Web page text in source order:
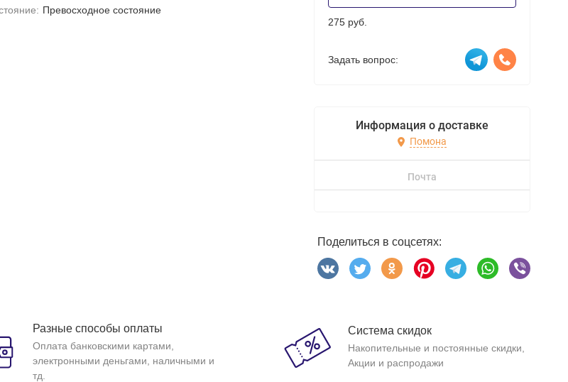
Превосходное состояние
275 руб.
Задать вопрос:
Информация о доставке
Помона
Почта
Поделиться в соцсетях:
Разные способы оплаты
Оплата банковскими картами,
электронными деньгами, наличными и
тд.
Система скидок
Накопительные и постоянные скидки,
Акции и распродажи